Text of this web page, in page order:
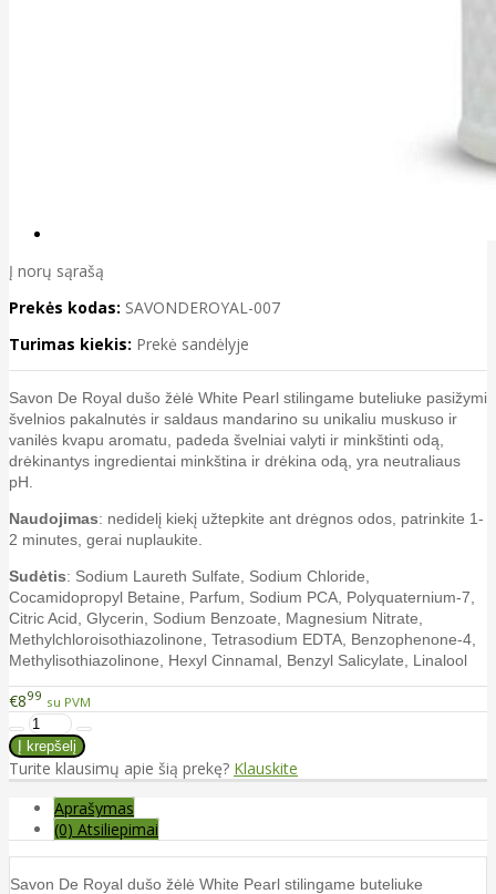
Į norų sąrašą
Prekės kodas: SAVONDEROYAL-007
Turimas kiekis: Prekė sandėlyje
Savon De Royal dušo žėlė White Pearl stilingame buteliuke pasižymi
švelnios pakalnutės ir saldaus mandarino su unikaliu muskuso ir
vanilės kvapu aromatu, padeda švelniai valyti ir minkštinti odą,
drėkinantys ingredientai minkština ir drėkina odą, yra neutraliaus
pH.
Naudojimas: nedidelį kiekį užtepkite ant drėgnos odos, patrinkite 1-
2 minutes, gerai nuplaukite.
Sudėtis: Sodium Laureth Sulfate, Sodium Chloride,
Cocamidopropyl Betaine, Parfum, Sodium PCA, Polyquaternium-7,
Citric Acid, Glycerin, Sodium Benzoate, Magnesium Nitrate,
Methylchloroisothiazolinone, Tetrasodium EDTA, Benzophenone-4,
Methylisothiazolinone, Hexyl Cinnamal, Benzyl Salicylate, Linalool
€899 su PVM
Turite klausimų apie šią prekę? Klauskite
Aprašymas
(0) Atsiliepimai
Savon De Royal dušo žėlė White Pearl stilingame buteliuke